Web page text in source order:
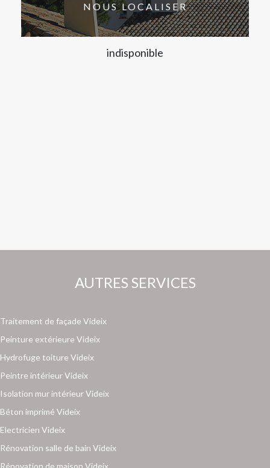
NOUS LOCALISER
indisponible
AUTRES SERVICES
Traitement de façade Videix
Peinture extérieure Videix
Hydrofuge toiture Videix
Peintre intérieur Videix
Isolation mur intérieur Videix
Béton imprimé Videix
Electricien Videix
Rénovation salle de bain Videix
Rénovation de maison Videix